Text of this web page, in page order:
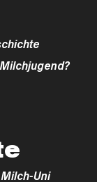
Milch-Uni